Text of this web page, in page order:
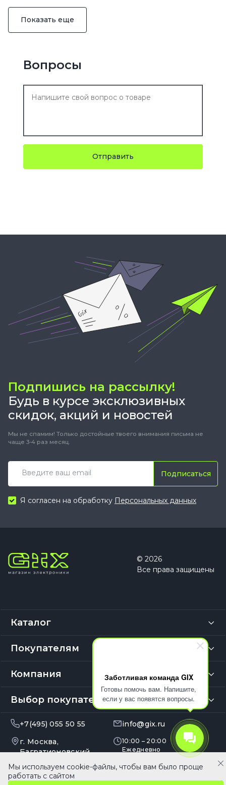
Заботливая команда GIX
Готовы помочь вам. Напишите,
если у вас появятся вопросы.
Показать еще
Вопросы
Отправить
Подпишись на рассылку!
Будь в курсе эксклюзивных
скидок, акций и новостей
Мы не спамим! Только достойные твоего внимания письма не
чаще 3-4 раз месяц.
Подписаться
Я согласен на обработку Персональных данных
© 2026
Все права защищены
Каталог
Покупателям
Компания
Выбор покупателей
+7(495) 055 50 55
info@gix.ru
г. Москва,
Багратионовский
д. 7, корп. 20В, эт. 4, оф.
410
10:00 – 20:00
Ежедневно
В корзину
Мы используем cookie-файлы, чтобы вам было проще
работать с сайтом